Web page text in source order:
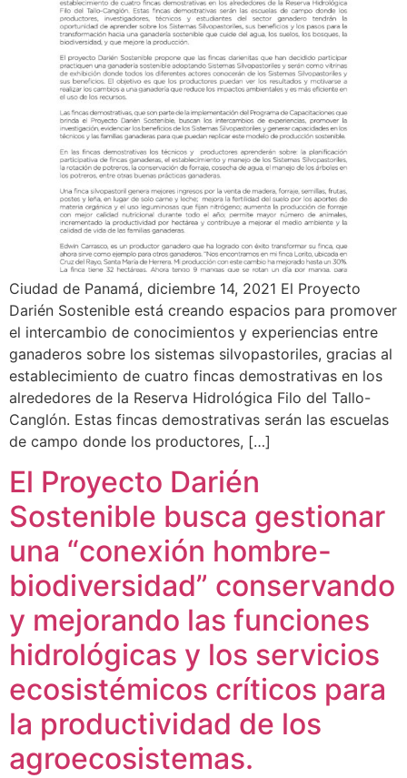
Ciudad de Panamá, diciembre 14, 2021 El Proyecto
Darién Sostenible está creando espacios para promover
el intercambio de conocimientos y experiencias entre
ganaderos sobre los sistemas silvopastoriles, gracias al
establecimiento de cuatro fincas demostrativas en los
alrededores de la Reserva Hidrológica Filo del Tallo-
Canglón. Estas fincas demostrativas serán las escuelas
de campo donde los productores, […]
El Proyecto Darién
Sostenible busca gestionar
una “conexión hombre-
biodiversidad” conservando
y mejorando las funciones
hidrológicas y los servicios
ecosistémicos críticos para
la productividad de los
agroecosistemas.